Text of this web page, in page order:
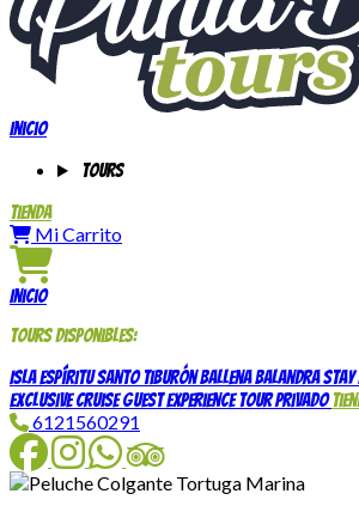
Inicio
Tours
Tienda
Mi Carrito
Inicio
Tours disponibles:
Isla Espíritu SantoTiburón BallenaBalandra Stay
Exclusive Cruise Guest ExperienceTour Privado
6121560291
FacebookInstagram
WhatsAppTripAdvisor